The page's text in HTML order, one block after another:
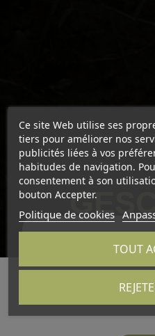
Der
Ce site Web utilise ses
tiers pour améliorer nos
publicités liées à vos
habitudes de navigation.
consentement à son
bouton Accepter.
Politique de cookies
TOUT